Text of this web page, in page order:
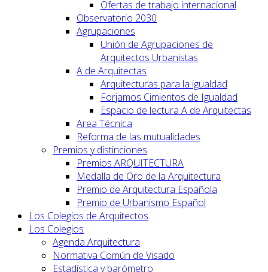
Ofertas de trabajo internacional
Observatorio 2030
Agrupaciones
Unión de Agrupaciones de
Arquitectos Urbanistas
A de Arquitectas
Arquitecturas para la igualdad
Forjamos Cimientos de Igualdad
Espacio de lectura A de Arquitectas
Area Técnica
Reforma de las mutualidades
Premios y distinciones
Premios ARQUITECTURA
Medalla de Oro de la Arquitectura
Premio de Arquitectura Española
Premio de Urbanismo Español
Los Colegios de Arquitectos
Los Colegios
Agenda Arquitectura
Normativa Común de Visado
Estadística y barómetro